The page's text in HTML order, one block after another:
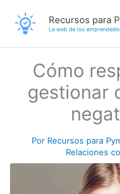
contenido
Recursos para
La web de los
Cómo
gestionar
Por Recursos para
Relaciones